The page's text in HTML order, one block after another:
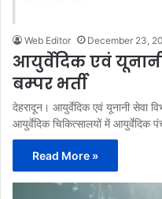
Web Editor December 23,
आयुर्वेदिक एवं
बम्पर भर्ती
देहरादून। आयुर्वेदिक एवं यूनानी सेवा
आयुर्वेदिक चिकित्सालयों में
Read More »